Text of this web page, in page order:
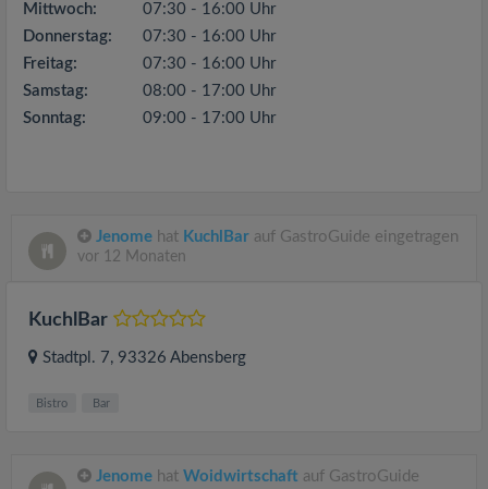
Mittwoch:
07:30 - 16:00 Uhr
Donnerstag:
07:30 - 16:00 Uhr
Freitag:
07:30 - 16:00 Uhr
Samstag:
08:00 - 17:00 Uhr
Sonntag:
09:00 - 17:00 Uhr
Jenome hat KuchlBar auf GastroGuide eingetragen
vor 12 Monaten
KuchlBar
Stadtpl. 7, 93326 Abensberg
Bistro Bar
Jenome hat Woidwirtschaft auf GastroGuide